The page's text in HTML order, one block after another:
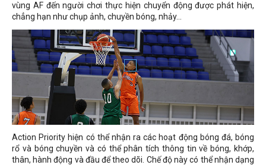
vùng AF đến người chơi thực hiện chuyển động được phát hiện,
chẳng hạn như chụp ảnh, chuyền bóng, nhảy...
Action Priority hiện có thể nhận ra các hoạt động bóng đá, bóng
rổ và bóng chuyền và có thể phân tích thông tin về bóng, khớp,
thân, hành động và đầu để theo dõi. Chế độ này có thể nhận dạng